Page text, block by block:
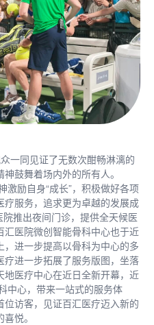
一同见证了无数次酣畅淋漓的
鼓舞着场内外的所有人。
励自身“成长”，积极做好各项
服务，追求更为卓越的发展成
推出夜间门诊，提供全天候医
医院微创智能骨科中心也于近
进一步提高以骨科为中心的多
进一步拓展了服务版图，坐落
医疗中心在近日全新开幕，近
中心，带来一站式的服务体
访客，见证百汇医疗迈入新的
悦。